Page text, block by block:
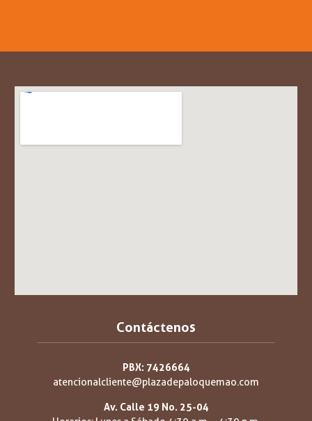
Contáctenos
PBX: 7426664
atencionalcliente@plazadepaloquemao.com
Av. Calle 19 No. 25-04